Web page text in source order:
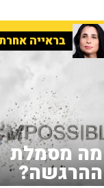
בראייה
מה מסמלת
ההרגשה?